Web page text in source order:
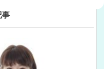
事